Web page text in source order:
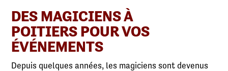
DES MAGICIENS À
POITIERS POUR VOS
ÉVÉNEMENTS
Depuis quelques années, les magiciens sont devenus